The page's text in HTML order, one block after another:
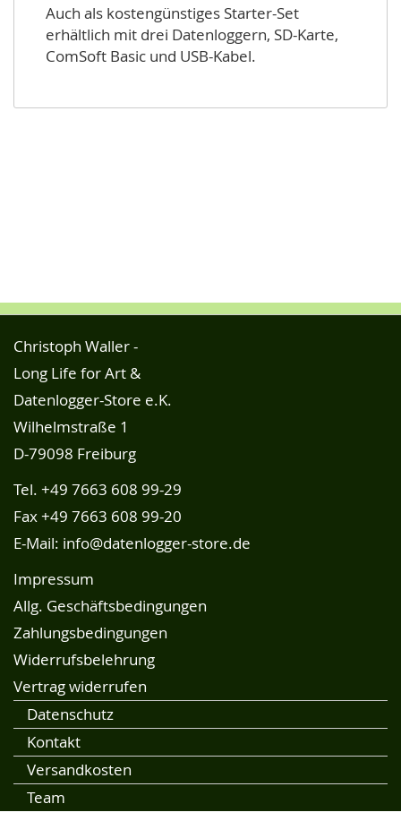
Auch als kostengünstiges Starter-Set
erhältlich mit drei Datenloggern, SD-Karte,
ComSoft Basic und USB-Kabel.
Christoph Waller -
Long Life for Art &
Datenlogger-Store e.K.
Wilhelmstraße 1
D-79098 Freiburg
Tel. +49 7663 608 99-29
Fax +49 7663 608 99-20
E-Mail: info@datenlogger-store.de
Impressum
Allg. Geschäftsbedingungen
Zahlungsbedingungen
Widerrufsbelehrung
Vertrag widerrufen
Datenschutz
Kontakt
Versandkosten
Team